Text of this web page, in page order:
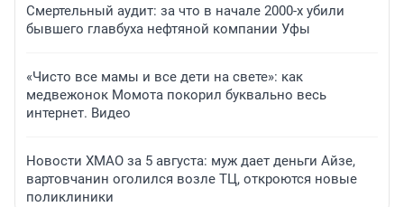
Смертельный аудит: за что в начале 2000-х убили
бывшего главбуха нефтяной компании Уфы
«Чисто все мамы и все дети на свете»: как
медвежонок Момота покорил буквально весь
интернет. Видео
Новости ХМАО за 5 августа: муж дает деньги Айзе,
вартовчанин оголился возле ТЦ, откроются новые
поликлиники